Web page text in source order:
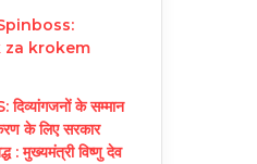
krokem
के सम्मान
के लिए सरकार
: मुख्यमंत्री विष्णु देव